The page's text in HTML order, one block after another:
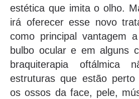
estética que imita o olho.
irá oferecer esse novo
como principal vantagem
bulbo ocular e em alguns
braquiterapia oftálmica
estruturas que estão
os ossos da face, pele,